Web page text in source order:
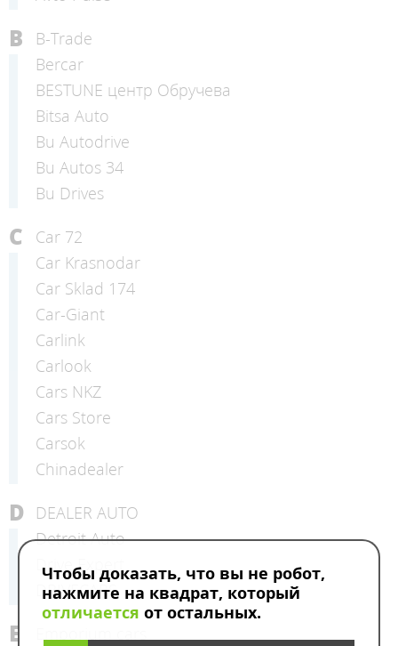
B
B-Trade
Bercar
BESTUNE центр Обручева
Bitsa Auto
Bu Autodrive
Bu Autos 34
Bu Drives
C
Car 72
Car Krasnodar
Car Sklad 174
Car-Giant
Carlink
Carlook
Cars NKZ
Cars Store
Carsok
Chinadealer
D
DEALER AUTO
Detroit Auto
Drive Expert
DRIVECARS
E
Чтобы доказать, что вы не робот,
нажмите на квадрат, который
отличается от остальных.